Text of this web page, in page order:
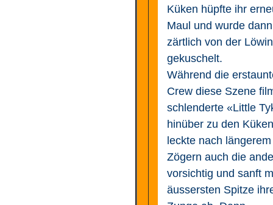
Küken hüpfte ihr
Maul und wurde dann
zärtlich von der Löwin
gekuschelt.
Während die
Crew diese Szene
schlenderte «Little
hinüber zu den
leckte nach längerem
Zögern auch die
vorsichtig und sanft
äussersten Spitze